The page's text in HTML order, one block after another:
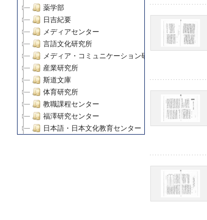
薬学部
日吉紀要
メディアセンター
言語文化研究所
メディア・コミュニケーション研究所
産業研究所
斯道文庫
体育研究所
教職課程センター
福澤研究センター
日本語・日本文化教育センター
デジタルメディア・コンテンツ統合研究センター
グローバルリサーチインスティテュート